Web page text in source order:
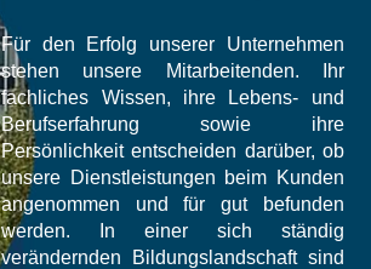
Für den Erfolg unserer Unternehmen
stehen unsere Mitarbeitenden. Ihr
fachliches Wissen, ihre Lebens- und
Berufserfahrung sowie ihre
Persönlichkeit entscheiden darüber, ob
unsere Dienstleistungen beim Kunden
angenommen und für gut befunden
werden. In einer sich ständig
verändernden Bildungslandschaft sind